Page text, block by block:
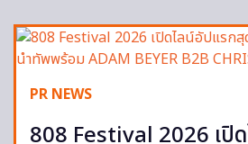
PR NEWS
808 Festival 2026 เปิ